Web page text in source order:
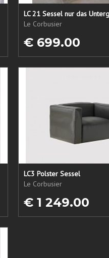
Le Corbusier
€ 699.00
LC3 Polster Sessel
Le Corbusier
€ 1 249.00